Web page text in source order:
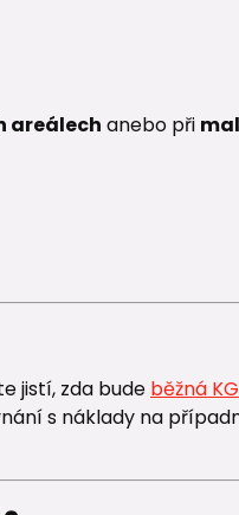
areálech anebo při
jistí, zda bude běžná
s náklady na